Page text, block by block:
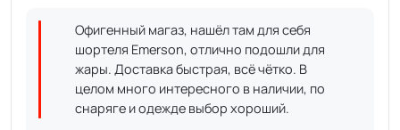
Офигенный магаз, нашёл там для себя
шортеля Emerson, отлично подошли для
жары. Доставка быстрая, всё чётко. В
целом много интересного в наличии, по
снаряге и одежде выбор хороший.